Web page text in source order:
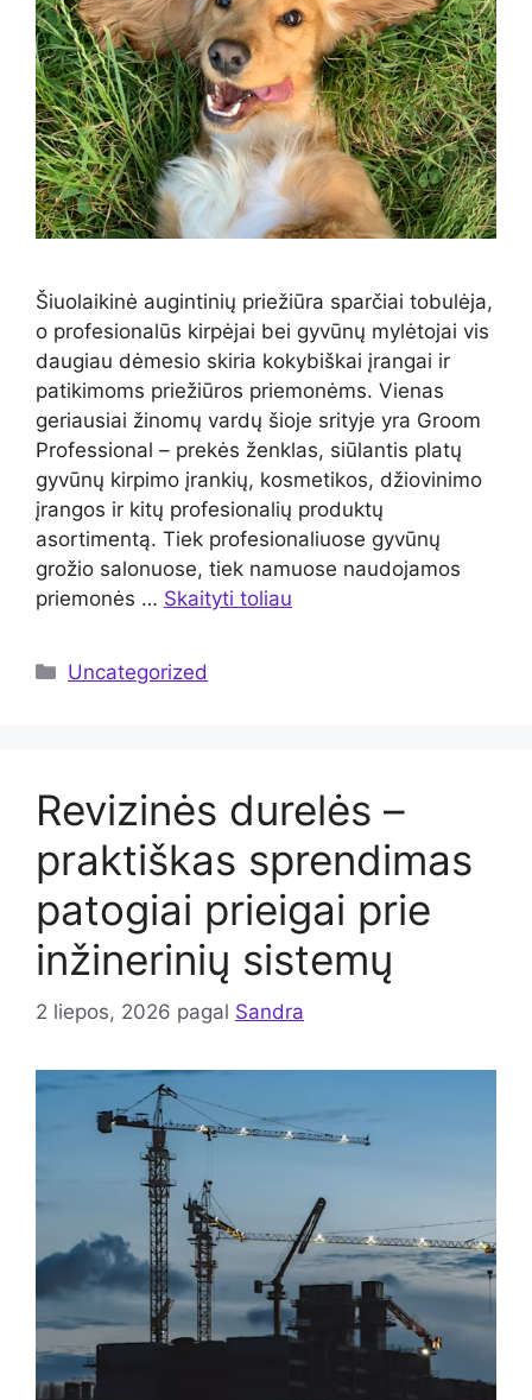
Šiuolaikinė augintinių priežiūra sparčiai tobulėja,
o profesionalūs kirpėjai bei gyvūnų mylėtojai vis
daugiau dėmesio skiria kokybiškai įrangai ir
patikimoms priežiūros priemonėms. Vienas
geriausiai žinomų vardų šioje srityje yra Groom
Professional – prekės ženklas, siūlantis platų
gyvūnų kirpimo įrankių, kosmetikos, džiovinimo
įrangos ir kitų profesionalių produktų
asortimentą. Tiek profesionaliuose gyvūnų
grožio salonuose, tiek namuose naudojamos
priemonės … Skaityti toliau
Kategorijos
Uncategorized
Revizinės durelės –
praktiškas sprendimas
patogiai prieigai prie
inžinerinių sistemų
2 liepos, 2026 pagal Sandra